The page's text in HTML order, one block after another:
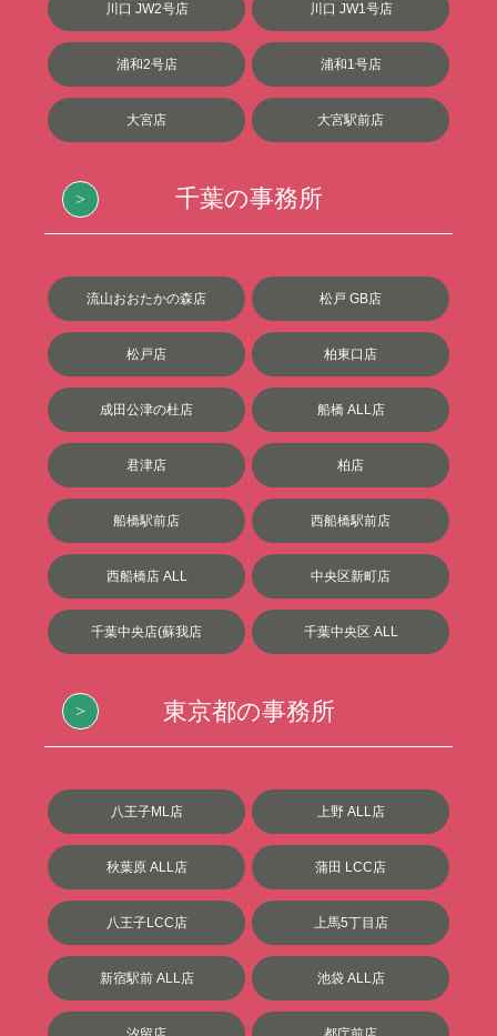
川口 JW2号店 川口 JW1号店
浦和2号店 浦和1号店
大宮店 大宮駅前店
千葉の事務所
流山おおたかの森店 松戸 GB店
松戸店 柏東口店
成田公津の杜店 船橋 ALL店
君津店 柏店
船橋駅前店 西船橋駅前店
西船橋店 ALL 中央区新町店
千葉中央店(蘇我店 千葉中央区 ALL
東京都の事務所
八王子ML店 上野 ALL店
秋葉原 ALL店 蒲田 LCC店
八王子LCC店 上馬5丁目店
新宿駅前 ALL店 池袋 ALL店